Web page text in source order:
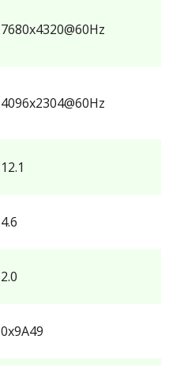
7680x4320@60Hz
4096x2304@60Hz
12.1
4.6
2.0
0x9A49